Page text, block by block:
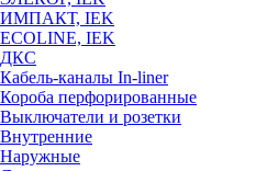
ИМПАКТ, IEK
ECOLINE, IEK
ДКС
Кабель-каналы In-liner
Короба перфорированные
Выключатели и розетки
Внутренние
Наружные